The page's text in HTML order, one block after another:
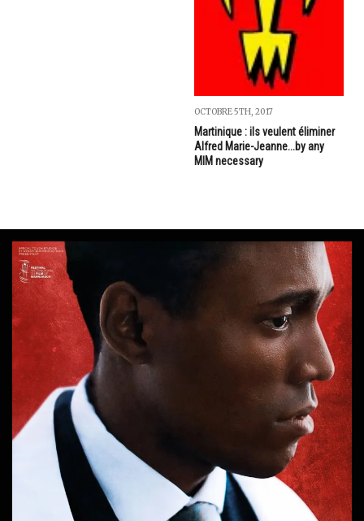
OCTOBRE 5TH, 2017
Martinique : ils veulent éliminer
Alfred Marie-Jeanne...by any
MIM necessary